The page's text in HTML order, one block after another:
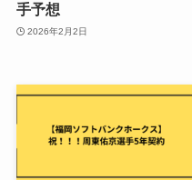
手予想
2026年2月2日